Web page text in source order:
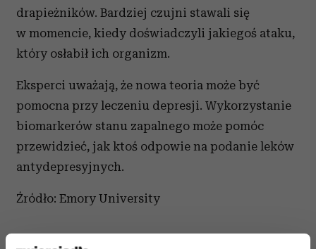
drapieżników. Bardziej czujni stawali się
w momencie, kiedy doświadczyli jakiegoś ataku,
który osłabił ich organizm.
Eksperci uważają, że nowa teoria może być
pomocna przy leczeniu depresji. Wykorzystanie
biomarkerów stanu zapalnego może pomóc
przewidzieć, jak ktoś odpowie na podanie leków
antydepresyjnych.
Źródło: Emory University